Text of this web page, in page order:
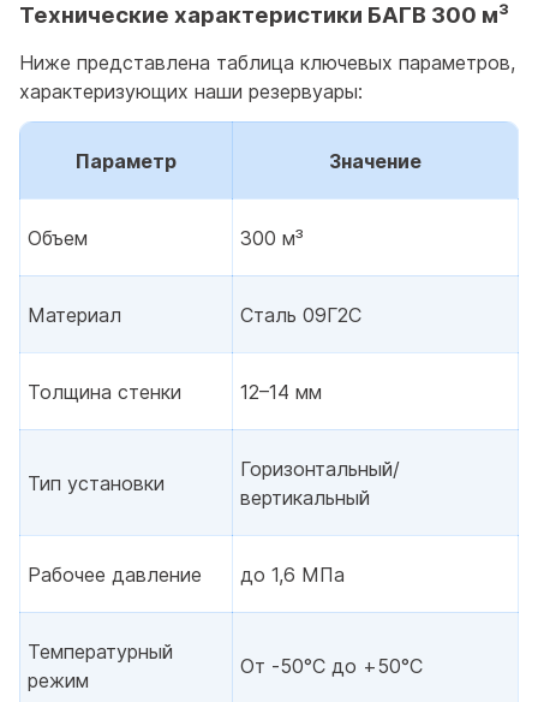
Технические характеристики БАГВ 300 м³
Ниже представлена таблица ключевых параметров,
характеризующих наши резервуары:
Параметр Значение
Объем 300 м³
Материал Сталь 09Г2С
Толщина стенки 12–14 мм
Тип установки
Горизонтальный/
вертикальный
Рабочее давление до 1,6 МПа
Температурный
режим
От -50°C до +50°C